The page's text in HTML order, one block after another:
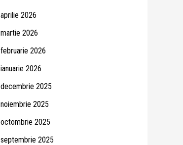
aprilie 2026
martie 2026
februarie 2026
ianuarie 2026
decembrie 2025
noiembrie 2025
octombrie 2025
septembrie 2025